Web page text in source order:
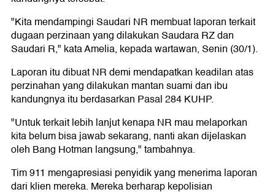
"Kita mendampingi Saudari NR membuat laporan terkait
dugaan perzinaan yang dilakukan Saudara RZ dan
Saudari R," kata Amelia, kepada wartawan, Senin (30/1).
Laporan itu dibuat NR demi mendapatkan keadilan atas
perzinahan yang dilakukan mantan suami dan ibu
kandungnya itu berdasarkan Pasal 284 KUHP.
"Untuk terkait lebih lanjut kenapa NR mau melaporkan
kita belum bisa jawab sekarang, nanti akan dijelaskan
oleh Bang Hotman langsung," tambahnya.
Tim 911 mengapresiasi penyidik yang menerima laporan
dari klien mereka. Mereka berharap kepolisian